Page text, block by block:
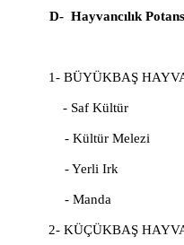
D- Hayvancılık
1- BÜYÜKBAŞ
- Saf Kültür
- Kültür Melezi
- Yerli Irk
- Manda
2- KÜÇÜKBAŞ